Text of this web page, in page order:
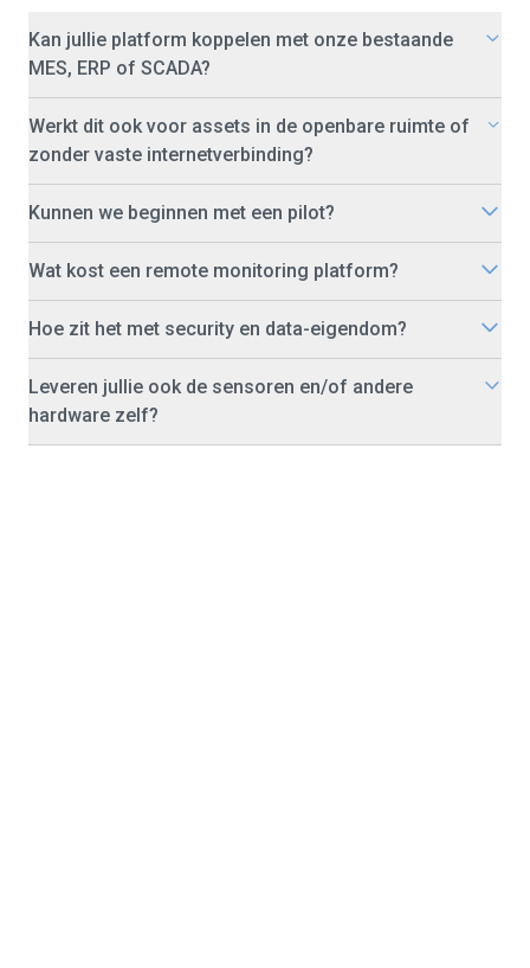
Kan jullie platform koppelen met onze bestaande
MES, ERP of SCADA?
Werkt dit ook voor assets in de openbare ruimte of
zonder vaste internetverbinding?
Kunnen we beginnen met een pilot?
Wat kost een remote monitoring platform?
Hoe zit het met security en data-eigendom?
Leveren jullie ook de sensoren en/of andere
hardware zelf?